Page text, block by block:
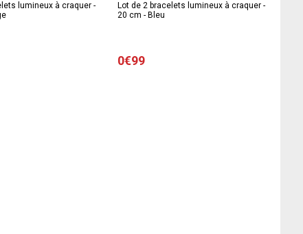
lumineux à craquer -
Lot de 2 bracelets lumineux à craquer -
20 cm - Bleu
0€99